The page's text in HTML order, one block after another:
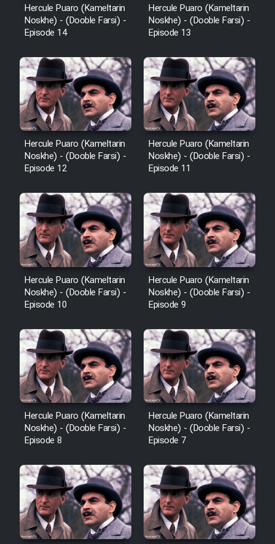
Hercule Puaro (Kameltarin
Noskhe) - (Dooble Farsi) -
Episode 14
Hercule Puaro (Kameltarin
Noskhe) - (Dooble Farsi) -
Episode 13
Hercule Puaro (Kameltarin
Noskhe) - (Dooble Farsi) -
Episode 12
Hercule Puaro (Kameltarin
Noskhe) - (Dooble Farsi) -
Episode 11
Hercule Puaro (Kameltarin
Noskhe) - (Dooble Farsi) -
Episode 10
Hercule Puaro (Kameltarin
Noskhe) - (Dooble Farsi) -
Episode 9
Hercule Puaro (Kameltarin
Noskhe) - (Dooble Farsi) -
Episode 8
Hercule Puaro (Kameltarin
Noskhe) - (Dooble Farsi) -
Episode 7